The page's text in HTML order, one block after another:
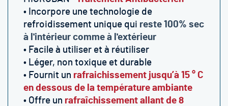
• Incorpore une technologie de
refroidissement unique qui reste 100% sec
à l'intérieur comme à l'extérieur
• Facile à utiliser et à réutiliser
• Léger, non toxique et durable
• Fournit un rafraichissement jusqu’à 15 ° C
en dessous de la température ambiante
• Offre un rafraîchissement allant de 8